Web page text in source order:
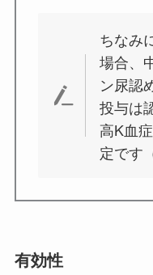
ちなみ
場合、
ン尿認
投与は
高K血
定です
有効性